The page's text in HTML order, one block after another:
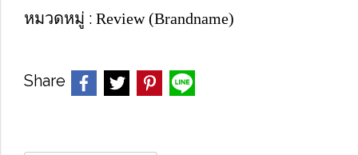
หมวดหมู่ : Review (Brandname)
Share